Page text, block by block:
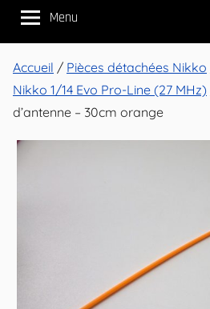
Véhicules
Nikko
Evo
Pro-
Menu
Accueil / Pièces détachées Nikko
Nikko 1/14 Evo Pro-Line (27 MHz)
d’antenne – 30cm orange